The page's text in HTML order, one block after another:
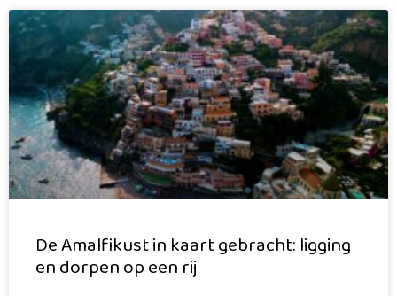
De Amalfikust in kaart gebracht: ligging
en dorpen op een rij